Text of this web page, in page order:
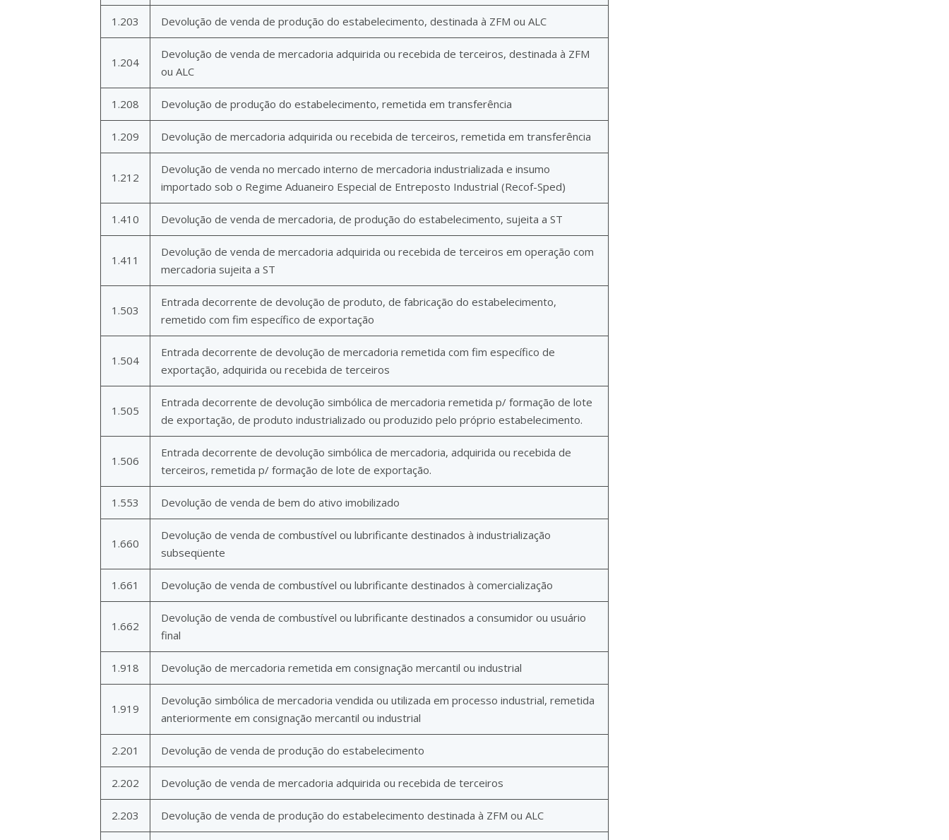
1.203 Devolução de venda de produção do estabelecimento, destinada à ZFM ou ALC
1.204
Devolução de venda de mercadoria adquirida ou recebida de terceiros, destinada à ZFM
ou ALC
1.208 Devolução de produção do estabelecimento, remetida em transferência
1.209 Devolução de mercadoria adquirida ou recebida de terceiros, remetida em transferência
1.212
Devolução de venda no mercado interno de mercadoria industrializada e insumo
importado sob o Regime Aduaneiro Especial de Entreposto Industrial (Recof-Sped)
1.410 Devolução de venda de mercadoria, de produção do estabelecimento, sujeita a ST
1.411
Devolução de venda de mercadoria adquirida ou recebida de terceiros em operação com
mercadoria sujeita a ST
1.503
Entrada decorrente de devolução de produto, de fabricação do estabelecimento,
remetido com fim específico de exportação
1.504
Entrada decorrente de devolução de mercadoria remetida com fim específico de
exportação, adquirida ou recebida de terceiros
1.505
Entrada decorrente de devolução simbólica de mercadoria remetida p/ formação de lote
de exportação, de produto industrializado ou produzido pelo próprio estabelecimento.
1.506
Entrada decorrente de devolução simbólica de mercadoria, adquirida ou recebida de
terceiros, remetida p/ formação de lote de exportação.
1.553 Devolução de venda de bem do ativo imobilizado
1.660
Devolução de venda de combustível ou lubrificante destinados à industrialização
subseqüente
1.661 Devolução de venda de combustível ou lubrificante destinados à comercialização
1.662
Devolução de venda de combustível ou lubrificante destinados a consumidor ou usuário
final
1.918 Devolução de mercadoria remetida em consignação mercantil ou industrial
1.919
Devolução simbólica de mercadoria vendida ou utilizada em processo industrial, remetida
anteriormente em consignação mercantil ou industrial
2.201 Devolução de venda de produção do estabelecimento
2.202 Devolução de venda de mercadoria adquirida ou recebida de terceiros
2.203 Devolução de venda de produção do estabelecimento destinada à ZFM ou ALC